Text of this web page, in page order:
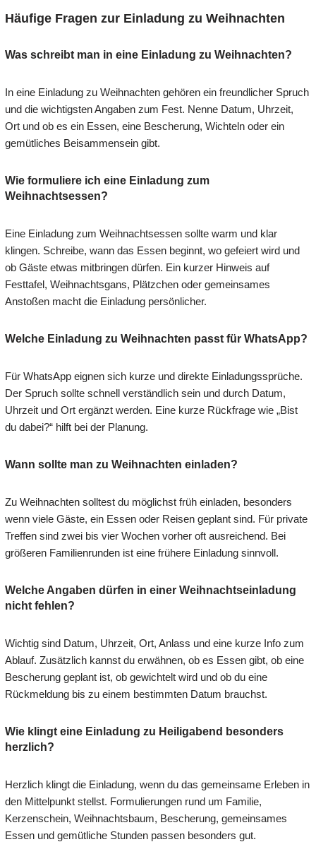
Häufige Fragen zur Einladung zu Weihnachten
Was schreibt man in eine Einladung zu Weihnachten?
In eine Einladung zu Weihnachten gehören ein freundlicher Spruch
und die wichtigsten Angaben zum Fest. Nenne Datum, Uhrzeit,
Ort und ob es ein Essen, eine Bescherung, Wichteln oder ein
gemütliches Beisammensein gibt.
Wie formuliere ich eine Einladung zum
Weihnachtsessen?
Eine Einladung zum Weihnachtsessen sollte warm und klar
klingen. Schreibe, wann das Essen beginnt, wo gefeiert wird und
ob Gäste etwas mitbringen dürfen. Ein kurzer Hinweis auf
Festtafel, Weihnachtsgans, Plätzchen oder gemeinsames
Anstoßen macht die Einladung persönlicher.
Welche Einladung zu Weihnachten passt für WhatsApp?
Für WhatsApp eignen sich kurze und direkte Einladungssprüche.
Der Spruch sollte schnell verständlich sein und durch Datum,
Uhrzeit und Ort ergänzt werden. Eine kurze Rückfrage wie „Bist
du dabei?“ hilft bei der Planung.
Wann sollte man zu Weihnachten einladen?
Zu Weihnachten solltest du möglichst früh einladen, besonders
wenn viele Gäste, ein Essen oder Reisen geplant sind. Für private
Treffen sind zwei bis vier Wochen vorher oft ausreichend. Bei
größeren Familienrunden ist eine frühere Einladung sinnvoll.
Welche Angaben dürfen in einer Weihnachtseinladung
nicht fehlen?
Wichtig sind Datum, Uhrzeit, Ort, Anlass und eine kurze Info zum
Ablauf. Zusätzlich kannst du erwähnen, ob es Essen gibt, ob eine
Bescherung geplant ist, ob gewichtelt wird und ob du eine
Rückmeldung bis zu einem bestimmten Datum brauchst.
Wie klingt eine Einladung zu Heiligabend besonders
herzlich?
Herzlich klingt die Einladung, wenn du das gemeinsame Erleben in
den Mittelpunkt stellst. Formulierungen rund um Familie,
Kerzenschein, Weihnachtsbaum, Bescherung, gemeinsames
Essen und gemütliche Stunden passen besonders gut.